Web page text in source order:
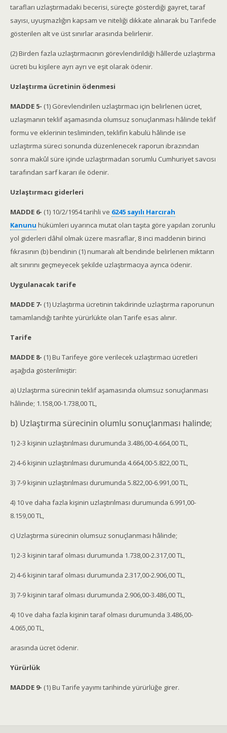
tarafları uzlaştırmadaki becerisi, süreçte gösterdiği gayret, taraf
sayısı, uyuşmazlığın kapsam ve niteliği dikkate alınarak bu Tarifede
gösterilen alt ve üst sınırlar arasında belirlenir.
(2) Birden fazla uzlaştırmacının görevlendirildiği hâllerde uzlaştırma
ücreti bu kişilere ayrı ayrı ve eşit olarak ödenir.
Uzlaştırma ücretinin ödenmesi
MADDE 5- (1) Görevlendirilen uzlaştırmacı için belirlenen ücret,
uzlaşmanın teklif aşamasında olumsuz sonuçlanması hâlinde teklif
formu ve eklerinin tesliminden, teklifin kabulü hâlinde ise
uzlaştırma süreci sonunda düzenlenecek raporun ibrazından
sonra makûl süre içinde uzlaştırmadan sorumlu Cumhuriyet savcısı
tarafından sarf kararı ile ödenir.
Uzlaştırmacı giderleri
MADDE 6- (1) 10/2/1954 tarihli ve 6245 sayılı Harcırah
Kanunu hükümleri uyarınca mutat olan taşıta göre yapılan zorunlu
yol giderleri dâhil olmak üzere masraflar, 8 inci maddenin birinci
fıkrasının (b) bendinin (1) numaralı alt bendinde belirlenen miktarın
alt sınırını geçmeyecek şekilde uzlaştırmacıya ayrıca ödenir.
Uygulanacak tarife
MADDE 7- (1) Uzlaştırma ücretinin takdirinde uzlaştırma raporunun
tamamlandığı tarihte yürürlükte olan Tarife esas alınır.
Tarife
MADDE 8- (1) Bu Tarifeye göre verilecek uzlaştırmacı ücretleri
aşağıda gösterilmiştir:
a) Uzlaştırma sürecinin teklif aşamasında olumsuz sonuçlanması
hâlinde; 1.158,00-1.738,00 TL,
b) Uzlaştırma sürecinin olumlu sonuçlanması halinde;
1) 2-3 kişinin uzlaştırılması durumunda 3.486,00-4.664,00 TL,
2) 4-6 kişinin uzlaştırılması durumunda 4.664,00-5.822,00 TL,
3) 7-9 kişinin uzlaştırılması durumunda 5.822,00-6.991,00 TL,
4) 10 ve daha fazla kişinin uzlaştırılması durumunda 6.991,00-
8.159,00 TL,
c) Uzlaştırma sürecinin olumsuz sonuçlanması hâlinde;
1) 2-3 kişinin taraf olması durumunda 1.738,00-2.317,00 TL,
2) 4-6 kişinin taraf olması durumunda 2.317,00-2.906,00 TL,
3) 7-9 kişinin taraf olması durumunda 2.906,00-3.486,00 TL,
4) 10 ve daha fazla kişinin taraf olması durumunda 3.486,00-
4.065,00 TL,
arasında ücret ödenir.
Yürürlük
MADDE 9- (1) Bu Tarife yayımı tarihinde yürürlüğe girer.